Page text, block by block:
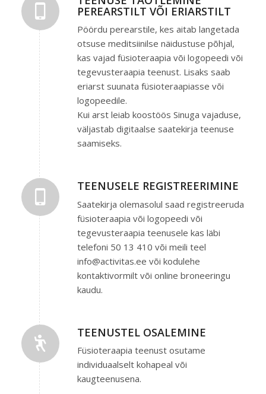
PEREARSTILT VÕI ERIARSTILT
Pöördu perearstile, kes aitab langetada
otsuse meditsiinilse näidustuse põhjal,
kas vajad füsioteraapia või logopeedi või
tegevusteraapia teenust. Lisaks saab
eriarst suunata füsioteraapiasse või
logopeedile.
Kui arst leiab koostöös Sinuga vajaduse,
väljastab digitaalse saatekirja teenuse
saamiseks.
TEENUSELE REGISTREERIMINE
Saatekirja olemasolul saad registreeruda
füsioteraapia või logopeedi või
tegevusteraapia teenusele kas läbi
telefoni 50 13 410 või meili teel
info@activitas.ee või kodulehe
kontaktivormilt või online broneeringu
kaudu.
TEENUSTEL OSALEMINE
Füsioteraapia teenust osutame
individuaalselt kohapeal või
kaugteenusena.